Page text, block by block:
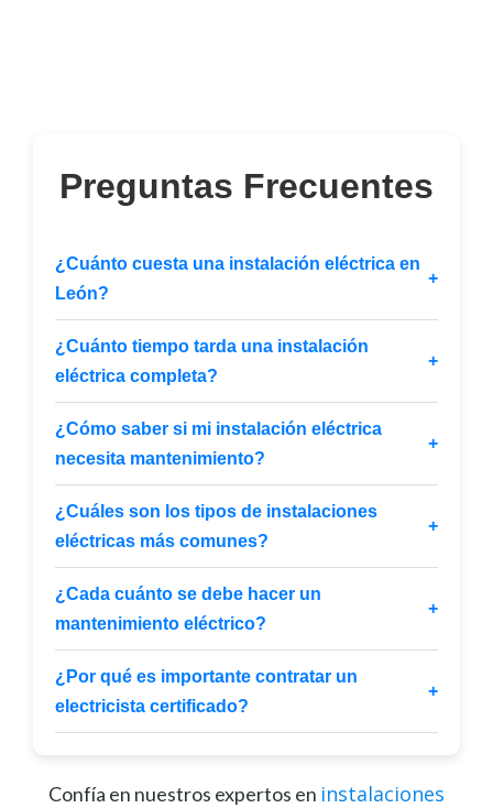
Preguntas Frecuentes
¿Cuánto cuesta una instalación eléctrica en
León?
+
¿Cuánto tiempo tarda una instalación
eléctrica completa?
+
¿Cómo saber si mi instalación eléctrica
necesita mantenimiento?
+
¿Cuáles son los tipos de instalaciones
eléctricas más comunes?
+
¿Cada cuánto se debe hacer un
mantenimiento eléctrico?
+
¿Por qué es importante contratar un
electricista certificado?
+
Confía en nuestros expertos en instalaciones